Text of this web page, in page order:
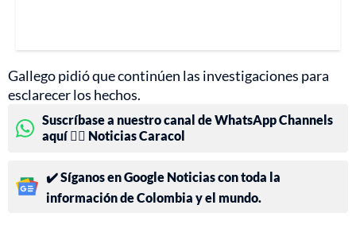
Gallego pidió que continúen las investigaciones para
esclarecer los hechos.
Suscríbase a nuestro canal de WhatsApp Channels
aquí 👉🏻 Noticias Caracol
✔️ Síganos en Google Noticias con toda la
información de Colombia y el mundo.